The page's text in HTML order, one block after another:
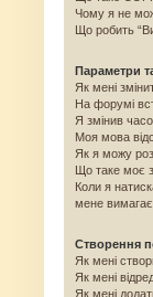
Чому я не
Що робить
Параметри
Як мені
На форумі
Я змінив
Моя мова
Як я можу
Що таке моє
Коли я
мене
Створення
Як мені
Як мені
Як мені